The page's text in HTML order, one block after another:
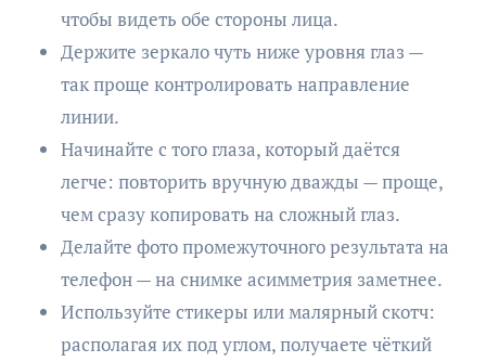
чтобы видеть обе стороны лица.
Держите зеркало чуть ниже уровня глаз —
так проще контролировать направление
линии.
Начинайте с того глаза, который даётся
легче: повторить вручную дважды — проще,
чем сразу копировать на сложный глаз.
Делайте фото промежуточного результата на
телефон — на снимке асимметрия заметнее.
Используйте стикеры или малярный скотч:
располагая их под углом, получаете чёткий